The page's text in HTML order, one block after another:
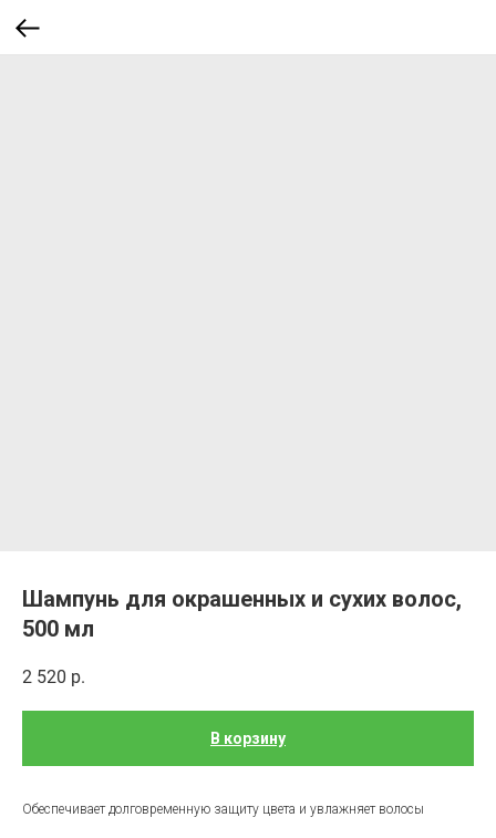
Шампунь для окрашенных и сухих волос,
500 мл
2 520 р.
В корзину
Обеспечивает долговременную защиту цвета и увлажняет волосы